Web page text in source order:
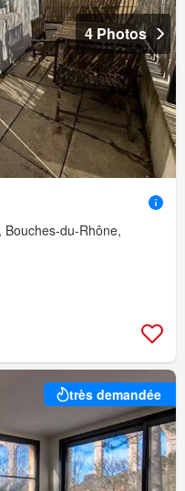
4 Photos
du-Rhône,
très demandée